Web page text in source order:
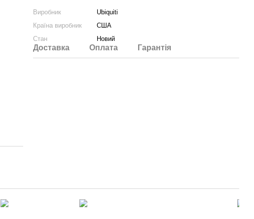
Виробник
Ubiquiti
Країна виробник
США
Стан
Новий
Доставка Оплата Гарантія